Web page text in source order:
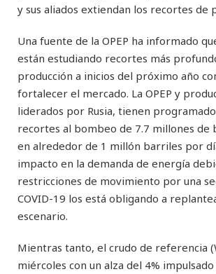
y sus aliados extiendan los recortes de
Una fuente de la OPEP ha informado
están estudiando recortes más
producción a inicios del próximo año
fortalecer el mercado. La OPEP y
liderados por Rusia, tienen
recortes al bombeo de 7.7 millones de
en alrededor de 1 millón barriles por
impacto en la demanda de energía
restricciones de movimiento por una
COVID-19 los está obligando a
escenario.
Mientras tanto, el crudo de referencia
miércoles con un alza del 4%